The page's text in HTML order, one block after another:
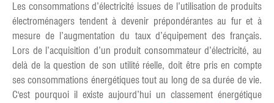
Les consommations d’électricité issues de l’utilisation de produits
électroménagers tendent à devenir prépondérantes au fur et à
mesure de l’augmentation du taux d’équipement des français.
Lors de l’acquisition d’un produit consommateur d’électricité, au
delà de la question de son utilité réelle, doit être pris en compte
ses consommations énergétiques tout au long de sa durée de vie.
C'est pourquoi il existe aujourd’hui un classement énergétique